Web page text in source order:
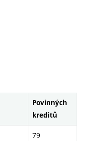
Povinných
kreditů
79